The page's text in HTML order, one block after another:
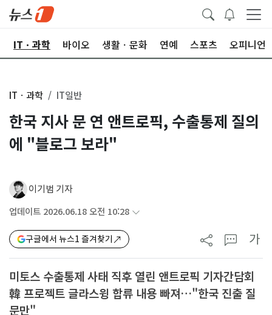
ITㆍ과학 바이오 생활ㆍ문화 연예 스포츠 오피니언
ITㆍ과학 IT일반
한국 지사 문 연 앤트로픽, 수출통제 질의
에 "블로그 보라"
이기범 기자
업데이트 2026.06.18 오전 10:28
구글에서 뉴스1 즐겨찾기 가
미토스 수출통제 사태 직후 열린 앤트로픽 기자간담회
韓 프로젝트 글라스윙 합류 내용 빠져…"한국 진출 질
문만"